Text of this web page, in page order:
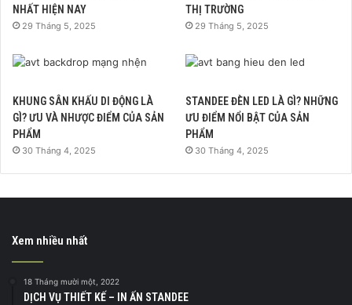
NHẤT HIỆN NAY
29 Tháng 5, 2025
THỊ TRƯỜNG
29 Tháng 5, 2025
KHUNG SÂN KHẤU DI ĐỘNG LÀ
GÌ? ƯU VÀ NHƯỢC ĐIỂM CỦA SẢN
PHẨM
30 Tháng 4, 2025
STANDEE ĐÈN LED LÀ GÌ? NHỮNG
ƯU ĐIỂM NỔI BẬT CỦA SẢN
PHẨM
30 Tháng 4, 2025
Xem nhiều nhất
18 Tháng mười một, 2022
DỊCH VỤ THIẾT KẾ – IN ẤN STANDEE